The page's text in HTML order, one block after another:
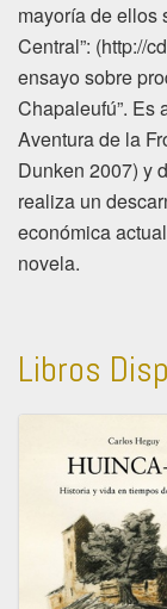
mayoría de ellos
Central”: (http://
ensayo sobre
Chapaleufú”. Es
Aventura de la
Dunken 2007) y
realiza un
económica
novela.
Libros